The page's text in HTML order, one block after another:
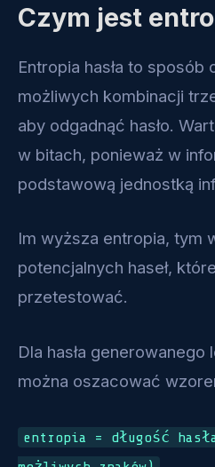
Czym jest
Entropia hasła to sposób
możliwych kombinacji
aby odgadnąć hasło.
w bitach, ponieważ w
podstawową jednostką
Im wyższa entropia, tym
potencjalnych haseł,
przetestować.
Dla hasła
można oszacować
entropia = długość